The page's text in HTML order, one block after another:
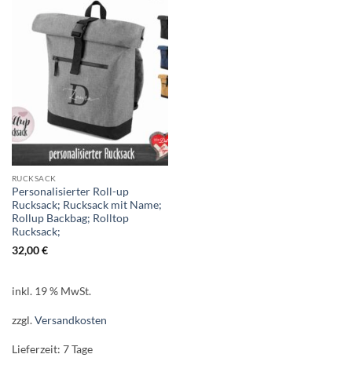
RUCKSACK
Personalisierter Roll-up
Rucksack; Rucksack mit Name;
Rollup Backbag; Rolltop
Rucksack;
32,00€
inkl. 19 % MwSt.
zzgl.Versandkosten
Lieferzeit: 7 Tage